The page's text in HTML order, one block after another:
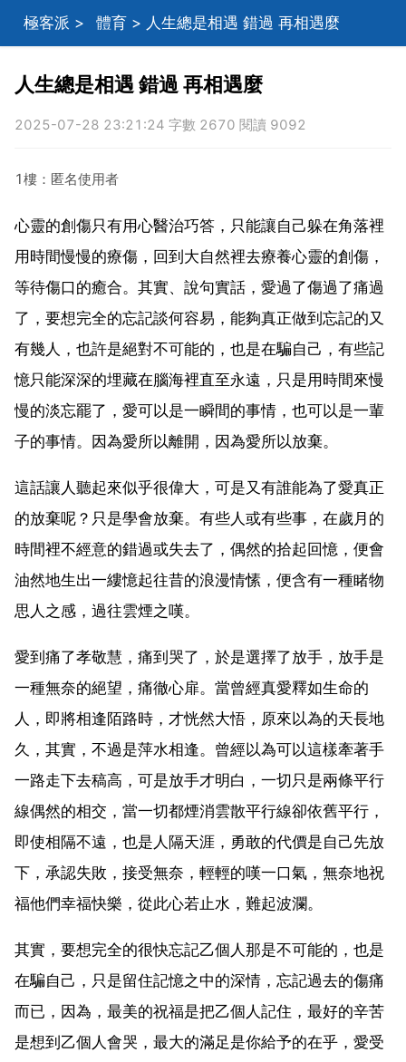
極客派 > 體育 > 人生總是相遇 錯過 再相遇麼
人生總是相遇 錯過 再相遇麼
2025-07-28 23:21:24 字數 2670 閱讀 9092
1樓：匿名使用者
心靈的創傷只有用心醫治巧答，只能讓自己躲在角落裡
用時間慢慢的療傷，回到大自然裡去療養心靈的創傷，
等待傷口的癒合。其實、說句實話，愛過了傷過了痛過
了，要想完全的忘記談何容易，能夠真正做到忘記的又
有幾人，也許是絕對不可能的，也是在騙自己，有些記
憶只能深深的埋藏在腦海裡直至永遠，只是用時間來慢
慢的淡忘罷了，愛可以是一瞬間的事情，也可以是一輩
子的事情。因為愛所以離開，因為愛所以放棄。
這話讓人聽起來似乎很偉大，可是又有誰能為了愛真正
的放棄呢？只是學會放棄。有些人或有些事，在歲月的
時間裡不經意的錯過或失去了，偶然的拾起回憶，便會
油然地生出一縷憶起往昔的浪漫情愫，便含有一種睹物
思人之感，過往雲煙之嘆。
愛到痛了孝敬慧，痛到哭了，於是選擇了放手，放手是
一種無奈的絕望，痛徹心扉。當曾經真愛釋如生命的
人，即將相逢陌路時，才恍然大悟，原來以為的天長地
久，其實，不過是萍水相逢。曾經以為可以這樣牽著手
一路走下去稿高，可是放手才明白，一切只是兩條平行
線偶然的相交，當一切都煙消雲散平行線卻依舊平行，
即使相隔不遠，也是人隔天涯，勇敢的代價是自己先放
下，承認失敗，接受無奈，輕輕的嘆一口氣，無奈地祝
福他們幸福快樂，從此心若止水，難起波瀾。
其實，要想完全的很快忘記乙個人那是不可能的，也是
在騙自己，只是留住記憶之中的深情，忘記過去的傷痛
而已，因為，最美的祝福是把乙個人記住，最好的辛苦
是想到乙個人會哭，最大的滿足是你給予的在乎，愛受